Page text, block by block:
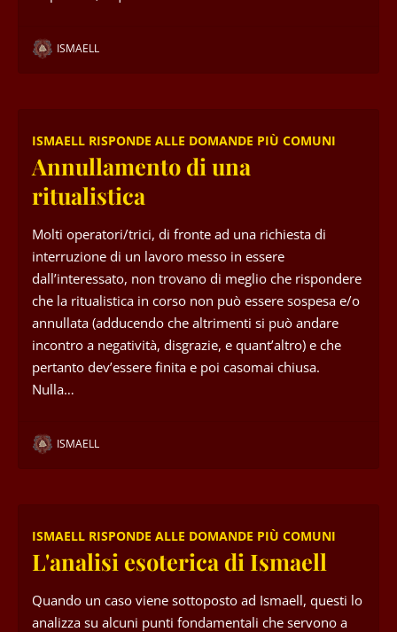
ISMAELL
ISMAELL RISPONDE ALLE DOMANDE PIÙ COMUNI
Annullamento di una
ritualistica
Molti operatori/trici, di fronte ad una richiesta di
interruzione di un lavoro messo in essere
dall’interessato, non trovano di meglio che rispondere
che la ritualistica in corso non può essere sospesa e/o
annullata (adducendo che altrimenti si può andare
incontro a negatività, disgrazie, e quant’altro) e che
pertanto dev’essere finita e poi casomai chiusa.
Nulla…
ISMAELL
ISMAELL RISPONDE ALLE DOMANDE PIÙ COMUNI
L'analisi esoterica di Ismaell
Quando un caso viene sottoposto ad Ismaell, questi lo
analizza su alcuni punti fondamentali che servono a